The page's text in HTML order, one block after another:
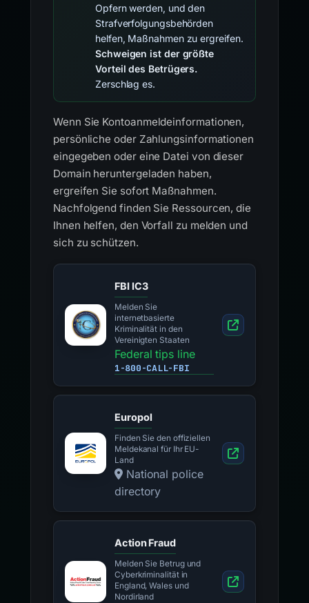
Opfern werden, und den
Strafverfolgungsbehörden
helfen, Maßnahmen zu ergreifen.
Schweigen ist der größte
Vorteil des Betrügers.
Zerschlag es.
Wenn Sie Kontoanmeldeinformationen,
persönliche oder Zahlungsinformationen
eingegeben oder eine Datei von dieser
Domain heruntergeladen haben,
ergreifen Sie sofort Maßnahmen.
Nachfolgend finden Sie Ressourcen, die
Ihnen helfen, den Vorfall zu melden und
sich zu schützen.
FBI IC3
Melden Sie
internetbasierte
Kriminalität in den
Vereinigten Staaten
Federal tips line
1-800-CALL-FBI
Europol
Finden Sie den offiziellen
Meldekanal für Ihr EU-
Land
National police
directory
Action Fraud
Melden Sie Betrug und
Cyberkriminalität in
England, Wales und
Nordirland